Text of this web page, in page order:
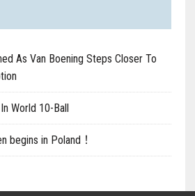
As Van Boening Steps Closer To
World 10-Ball
begins in Poland！